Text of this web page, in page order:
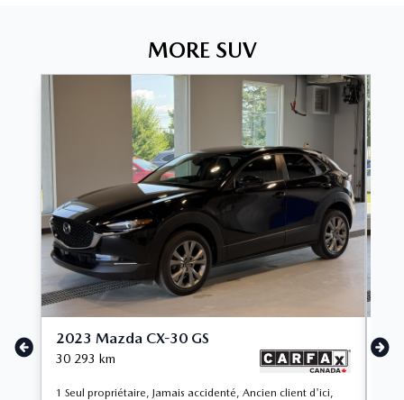
MORE SUV
2023 Mazda CX-30 GS
30 293 km
1 Seul propriétaire, Jamais accidenté, Ancien client d'ici,
30